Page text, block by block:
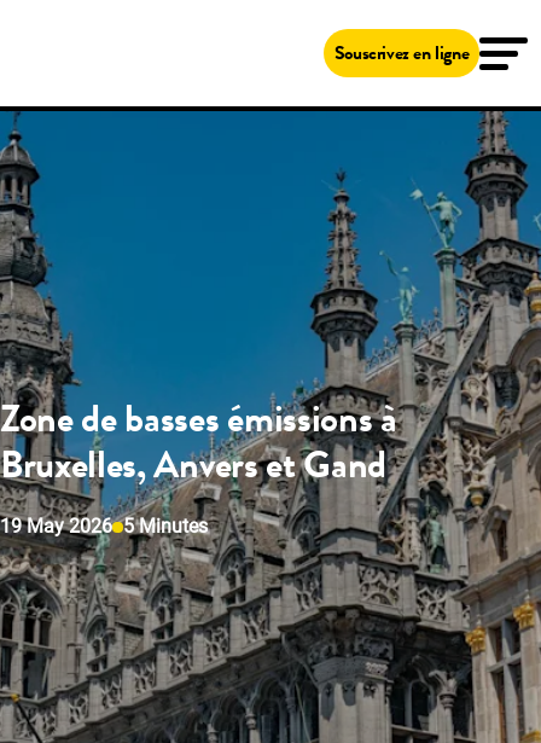
Services
Fleetcor App
MyFleetcor
Station Shell à proximité
Compensation CO2
Support
Service Client
MyFleetcor
Ressources
À propos de Fleetcor
Accès client
Souscrivez en ligne
Souscrivez en ligne
Zone de basses émissions à
Bruxelles, Anvers et Gand
19 May 2026 5 Minutes